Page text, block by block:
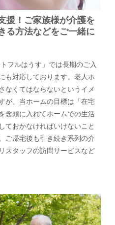
援！ご家族様が介護を
る方法などをご一緒に
フルはうす」では長期のご入
も対応しております。老人ホ
なくてはならないというイメ
が、当ホームの目標は「在宅
念頭に入れてホームでの生活
ておかなければいけないこと
ご帰宅後も引き続き系列の介
スタッフの訪問サービスなど